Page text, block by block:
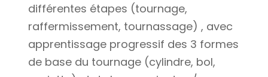
différentes étapes (tournage,
raffermissement, tournassage) , avec
apprentissage progressif des 3 formes
de base du tournage (cylindre, bol,